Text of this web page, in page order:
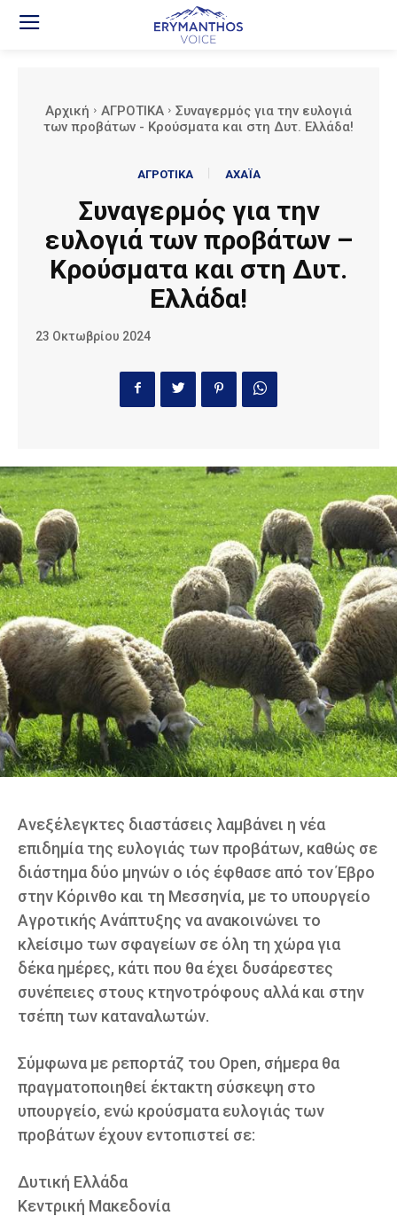
Αρχική ΑΓΡΟΤΙΚΑ
Συναγερμός για την ευλογιά
των προβάτων - Κρούσματα και στη Δυτ. Ελλάδα!
ΑΓΡΟΤΙΚΑ ΑΧΑΪΑ
Συναγερμός για την
ευλογιά των προβάτων –
Κρούσματα και στη Δυτ.
Ελλάδα!
23 Οκτωβρίου 2024
Ανεξέλεγκτες διαστάσεις λαμβάνει η νέα
επιδημία της ευλογιάς των προβάτων, καθώς σε
διάστημα δύο μηνών ο ιός έφθασε από τον Έβρο
στην Κόρινθο και τη Μεσσηνία, με το υπουργείο
Αγροτικής Ανάπτυξης να ανακοινώνει το
κλείσιμο των σφαγείων σε όλη τη χώρα για
δέκα ημέρες, κάτι που θα έχει δυσάρεστες
συνέπειες στους κτηνοτρόφους αλλά και στην
τσέπη των καταναλωτών.
Σύμφωνα με ρεπορτάζ του Open, σήμερα θα
πραγματοποιηθεί έκτακτη σύσκεψη στο
υπουργείο, ενώ κρούσματα ευλογιάς των
προβάτων έχουν εντοπιστεί σε:
Δυτική Ελλάδα
Κεντρική Μακεδονία